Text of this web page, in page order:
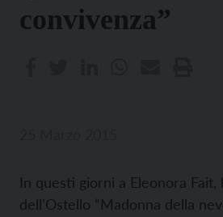
convivenza”
In questi giorni a Eleonora Fait,
dell’Ostello “Madonna della